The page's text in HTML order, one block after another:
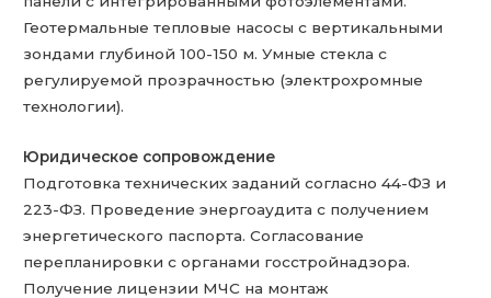
Геотермальные тепловые насосы с вертикальными
зондами глубиной 100-150 м. Умные стекла с
регулируемой прозрачностью (электрохромные
технологии).
Юридическое сопровождение
Подготовка технических заданий согласно 44-ФЗ и
223-ФЗ. Проведение энергоаудита с получением
энергетического паспорта. Согласование
перепланировки с органами госстройнадзора.
Получение лицензии МЧС на монтаж